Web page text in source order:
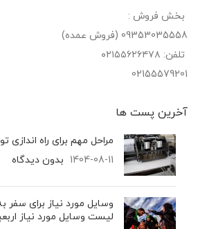
بخش فروش :
09353035558 (فروش عمده)
تلفن: ۰۲۱۵۵۶۲۶۴۷۸
02155579201
آخرین پست‌ ها
مراحل مهم برای راه
1404-08-11 بدون دیدگاه
وسایل مورد نیاز برای سفر
لیست وسایل مورد نیاز